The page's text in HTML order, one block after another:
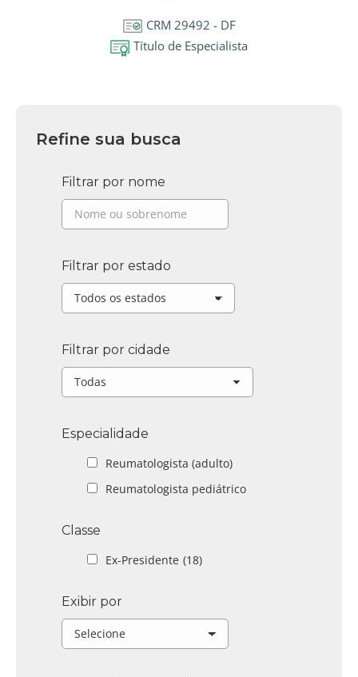
CRM 29492 - DF
Título de Especialista
Refine sua busca
Filtrar por nome
Filtrar por estado
Filtrar por cidade
Especialidade
Reumatologista (adulto)
Reumatologista pediátrico
Classe
Ex-Presidente (18)
Exibir por